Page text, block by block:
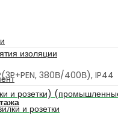
изоляции
380В/400В), IP44
и розетки)
и розетки